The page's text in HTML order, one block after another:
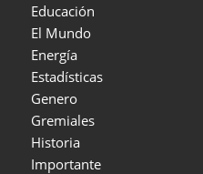
Educación
El Mundo
Energía
Estadísticas
Genero
Gremiales
Historia
Importante